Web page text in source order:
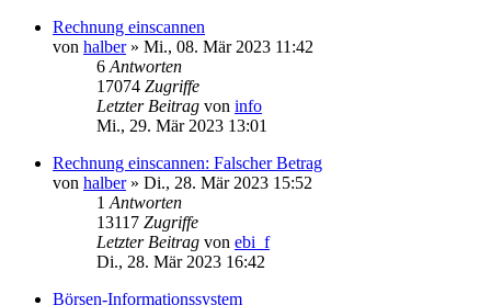
Rechnung einscannen
von halber» Mi., 08. Mär 2023 11:42
6 Antworten
17074 Zugriffe
Letzter Beitrag von info
Mi., 29. Mär 2023 13:01
Rechnung einscannen: Falscher Betrag
von halber» Di., 28. Mär 2023 15:52
1 Antworten
13117 Zugriffe
Letzter Beitrag von ebi_f
Di., 28. Mär 2023 16:42
Börsen-Informationssystem